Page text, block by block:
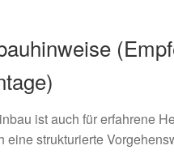
ist auch für erfahrene
eine strukturierte